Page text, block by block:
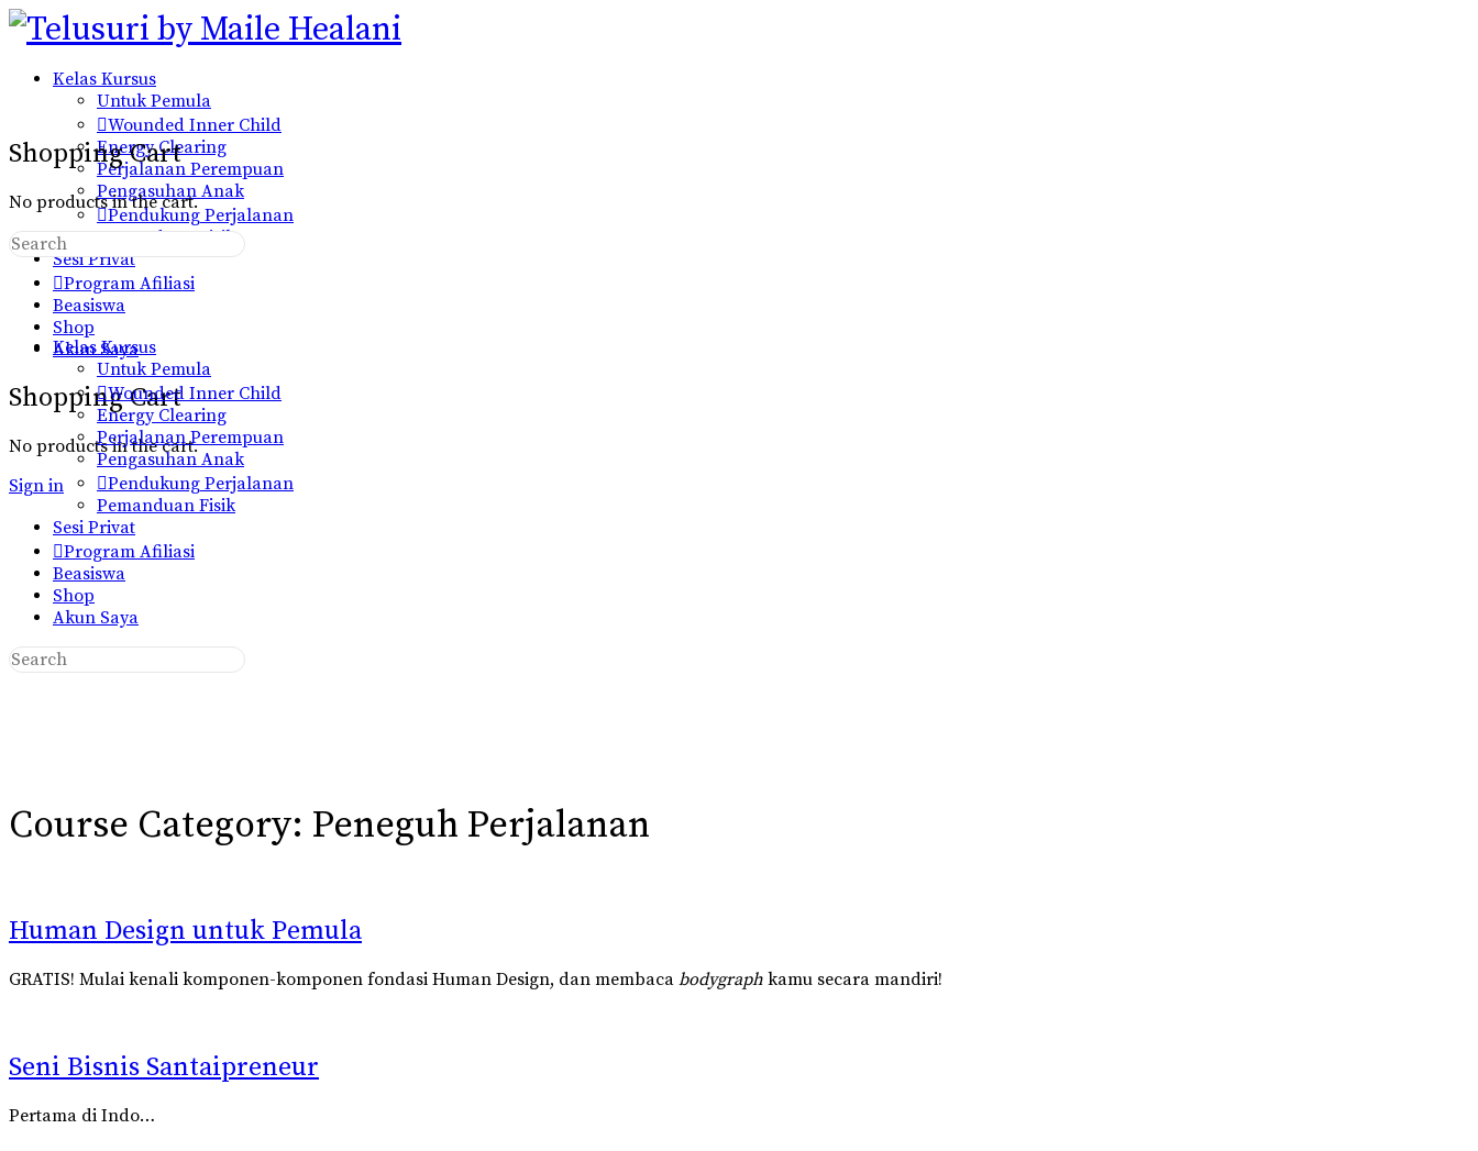
Toggle
Side
Kelas Kursus
Untuk Pemula
Wounded Inner Child
Energy Clearing
Perjalanan Perempuan
Pengasuhan Anak
Pendukung Perjalanan
Pemanduan Fisik
Sesi Privat
Program Afiliasi
Beasiswa
Shop
Akun Saya
More
options
Shopping Cart
No products in the cart.
Sign in
Shopping Cart
No products in the cart.
Search
for:
Kelas Kursus
Untuk Pemula
Wounded Inner Child
Energy Clearing
Perjalanan Perempuan
Pengasuhan Anak
Pendukung Perjalanan
Pemanduan Fisik
Sesi Privat
Program Afiliasi
Beasiswa
Shop
Akun Saya
Search
for:
Course Category: Peneguh Perjalanan
Human Design untuk Pemula
GRATIS! Mulai kenali komponen-komponen fondasi Human Design, dan membaca bodygraph kamu secara mandiri!
Seni Bisnis Santaipreneur
Pertama di Indo…